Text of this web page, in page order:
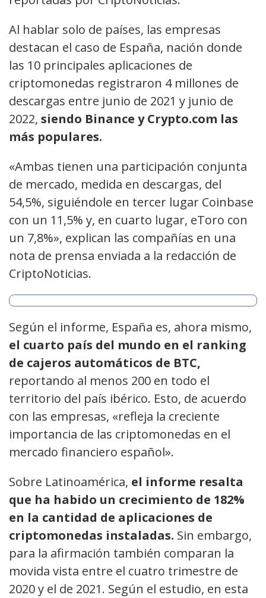
Al hablar solo de países, las empresas
destacan el caso de España, nación donde
las 10 principales aplicaciones de
criptomonedas registraron 4 millones de
descargas entre junio de 2021 y junio de
2022, siendo Binance y Crypto.com las
más populares.
«Ambas tienen una participación conjunta
de mercado, medida en descargas, del
54,5%, siguiéndole en tercer lugar Coinbase
con un 11,5% y, en cuarto lugar, eToro con
un 7,8%», explican las compañías en una
nota de prensa enviada a la redacción de
CriptoNoticias.
Según el informe, España es, ahora mismo,
el cuarto país del mundo en el ranking
de cajeros automáticos de BTC,
reportando al menos 200 en todo el
territorio del país ibérico. Esto, de acuerdo
con las empresas, «refleja la creciente
importancia de las criptomonedas en el
mercado financiero español».
Sobre Latinoamérica, el informe resalta
que ha habido un crecimiento de 182%
en la cantidad de aplicaciones de
criptomonedas instaladas. Sin embargo,
para la afirmación también comparan la
movida vista entre el cuatro trimestre de
2020 y el de 2021. Según el estudio, en esta